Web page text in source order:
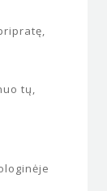
tų,